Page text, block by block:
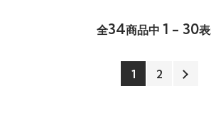
全34商品中 1 - 30
1 2